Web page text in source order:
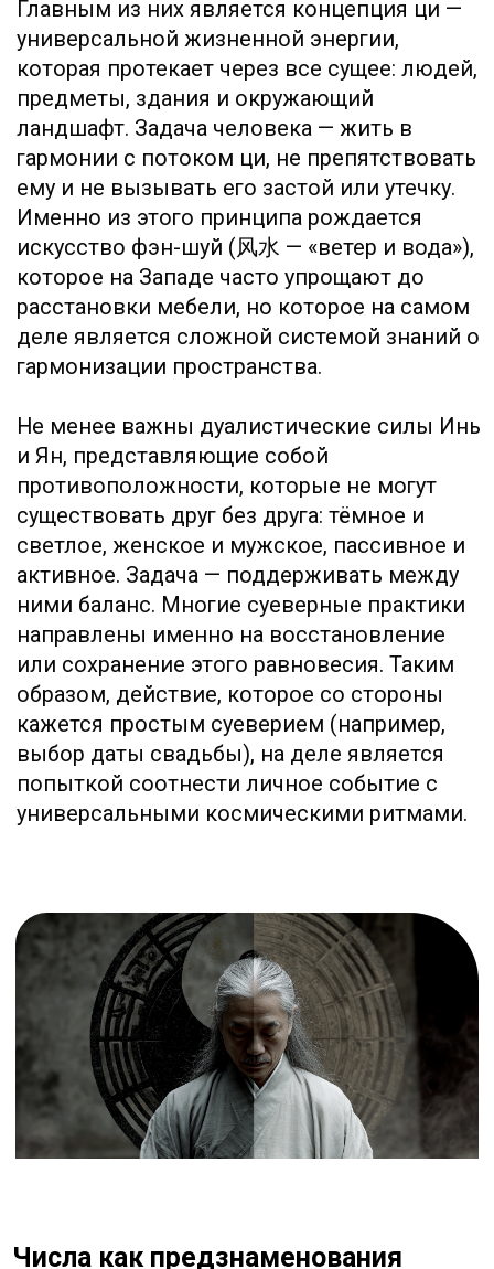
выбор даты свадьбы), на деле является
попыткой соотнести личное событие с
универсальными космическими ритмами.
Числа как предзнаменования
В китайской культуре числа — это не
просто математические символы, а
носители глубокого смысла и
энергетического заряда. Самым ярким
примером является культ числа 8. Его
произношение «bā» созвучно слову «发»
(fā), которое означает «богатство»,
«процветание», «успех». Поэтому
восьмёрка считается невероятно
счастливым числом. За него готовы
платить огромные деньги: номера
телефонов, автомобильные номера и
этажи в зданиях, содержащие восьмёрку,
продаются по завышенным ценам. Перед
Олимпийскими играми 2008 года в Пекине
Полной противоположностью является
число 4. Его произношение «sì» звучит
почти идентично слову «死» (sǐ) — «смерть».
Из-за этого зловещего созвучия четверку
стараются избегать всеми возможными
способами. Во многих многоэтажных
зданиях Китая, Гонконга и Тайваня вы не
найдёте четвертого этажа (после третьего
сразу идёт пятый), а в номерах больниц и
намёка на несчастье.